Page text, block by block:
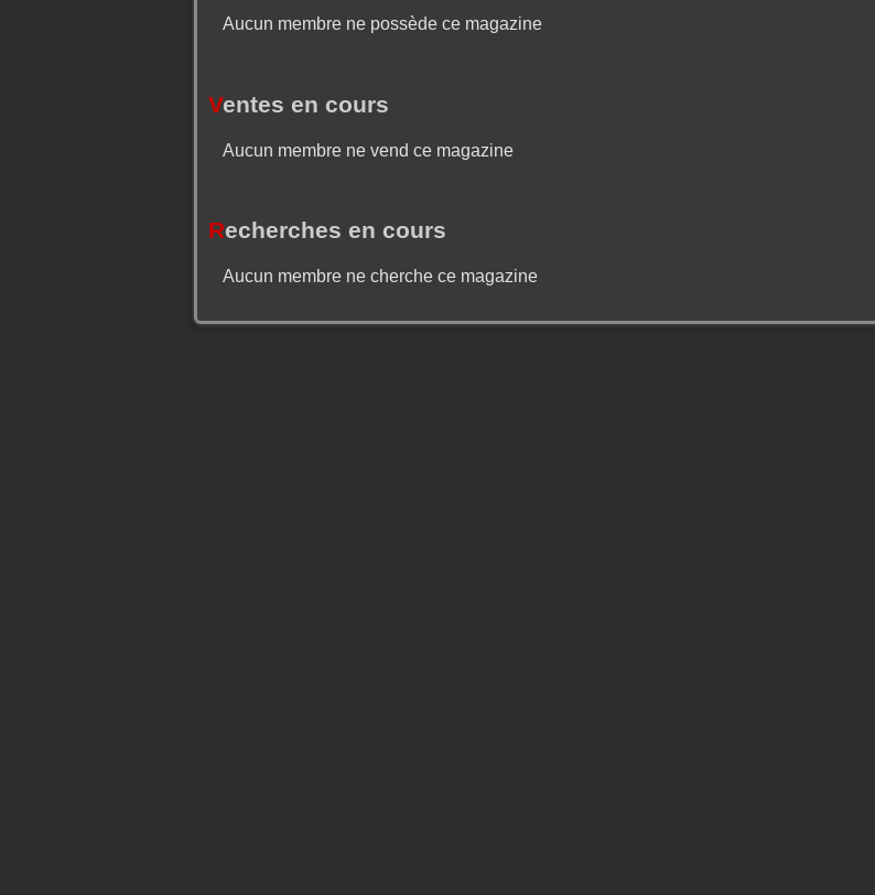
Aucun membre ne possède ce magazine
Ventes en cours
Aucun membre ne vend ce magazine
Recherches en cours
Aucun membre ne cherche ce magazine